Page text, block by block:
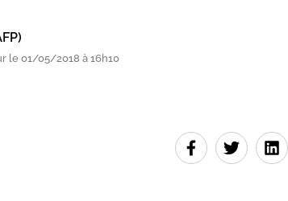
le 01/05/2018 à 16h10